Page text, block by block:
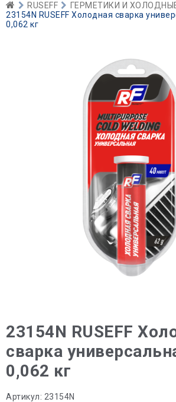
RUSEFF
ГЕРМЕТИКИ И
23154N RUSEFF Холодная сварка
0,062 кг
23154N RUSEFF
сварка
0,062 кг
Артикул: 23154N